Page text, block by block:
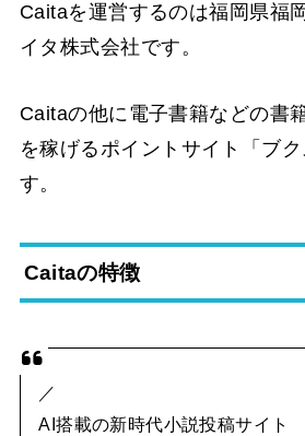
Caitaを運営するのは福岡県福
イタ株式会社です。
Caitaの他に電子書籍などの書
を稼げるポイントサイト「ブ
す。
Caitaの特徴
／
AI搭載の新時代小説投稿サイト